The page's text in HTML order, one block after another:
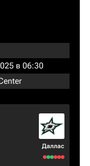
в 06:30
Даллас